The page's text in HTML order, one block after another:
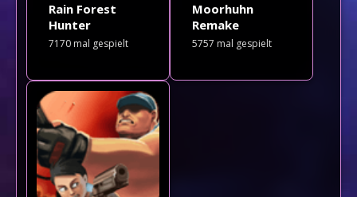
Rain Forest
Hunter
7170 mal gespielt
Moorhuhn
Remake
5757 mal gespielt